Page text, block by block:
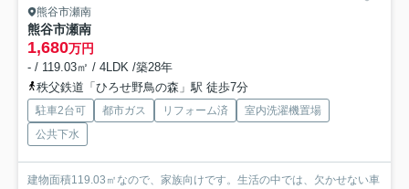
熊谷市瀬南
熊谷市瀬南
1,680万円
- / 119.03㎡ / 4LDK /築28年
秩父鉄道「ひろせ野鳥の森」駅 徒歩7分
駐車2台可 都市ガス リフォーム済
室内洗濯機置場
公共下水
建物面積119.03㎡なので、家族向けです。生活の中では、欠かせない車